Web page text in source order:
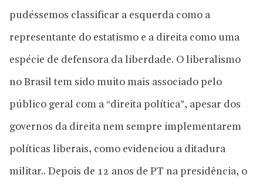
pudéssemos classificar a esquerda como a
representante do estatismo e a direita como uma
espécie de defensora da liberdade. O liberalismo
no Brasil tem sido muito mais associado pelo
público geral com a “direita política”, apesar dos
governos da direita nem sempre implementarem
políticas liberais, como evidenciou a ditadura
militar.. Depois de 12 anos de PT na presidência, o